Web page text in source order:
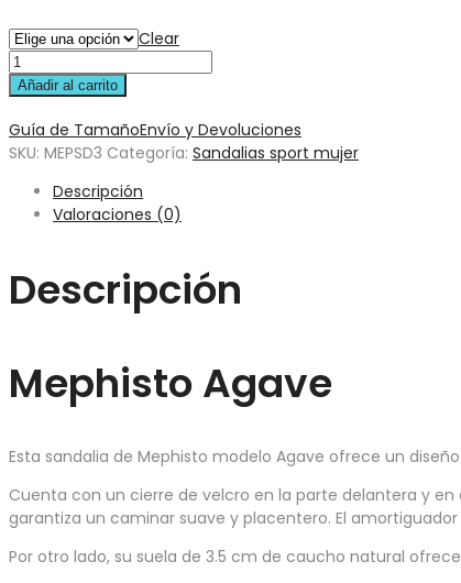
Clear
Añadir al carrito
Guía de TamañoEnvío y Devoluciones
SKU: MEPSD3 Categoría: Sandalias sport mujer
Descripción
Valoraciones (0)
Descripción
Mephisto Agave
Esta sandalia de Mephisto modelo Agave ofrece un
Cuenta con un cierre de velcro en la parte delantera y
garantiza un caminar suave y placentero. El amortiguador
Por otro lado, su suela de 3.5 cm de caucho natural